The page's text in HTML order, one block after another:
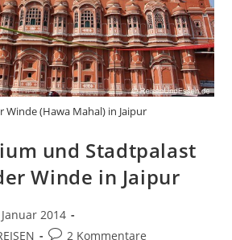
Winde (Hawa Mahal) in Jaipur
und Stadtpalast
Winde in Jaipur
2014
Beitrags-
2 Kommentare